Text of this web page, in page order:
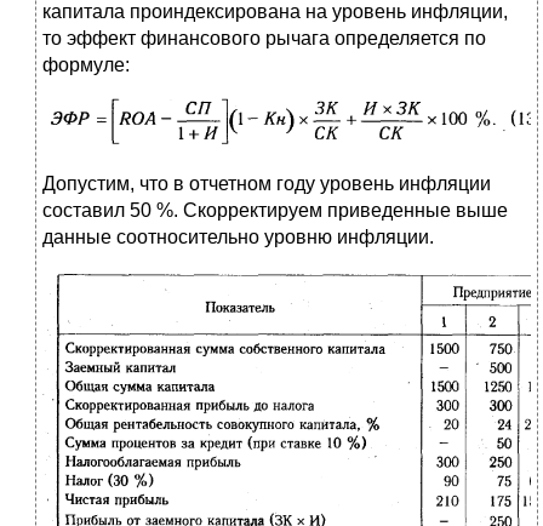
капитала проиндексирована на уровень инфляции,
то эффект финансового рычага определяется по
формуле:
Допустим, что в отчетном году уровень инфляции
составил 50 %. Скорректируем приведенные выше
данные соотносительно уровню инфляции.